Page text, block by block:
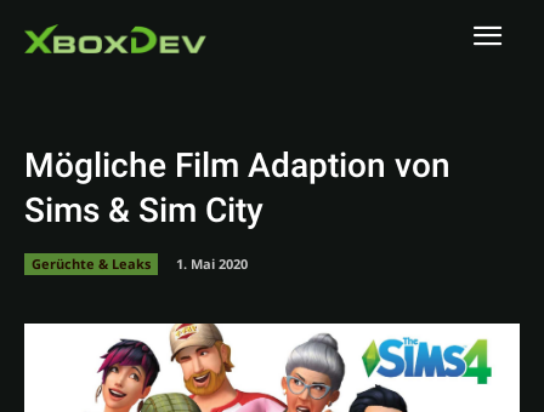
Mögliche Film Adaption von
Sims & Sim City
Gerüchte & Leaks 1. Mai 2020